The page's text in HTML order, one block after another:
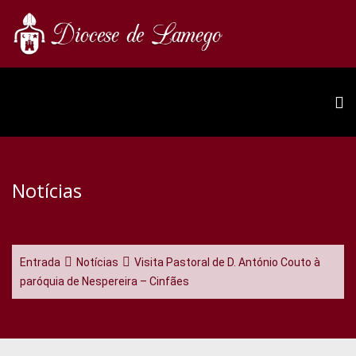
Notícias
Entrada Notícias
Visita Pastoral de D. António Couto à
paróquia de Nespereira – Cinfães